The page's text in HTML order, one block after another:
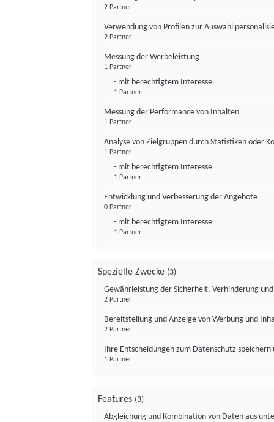
2 Partner
Verwendung von Profilen zur Auswahl
2 Partner
Messung der Werbeleistung
1 Partner
- mit berechtigtem Interesse
1 Partner
Messung der Performance von Inhalten
1 Partner
Analyse von Zielgruppen durch Statistiken oder
1 Partner
- mit berechtigtem Interesse
1 Partner
Entwicklung und Verbesserung der Angebote
0 Partner
- mit berechtigtem Interesse
1 Partner
Spezielle Zwecke (3)
Gewährleistung der Sicherheit, Verhinderung
2 Partner
Bereitstellung und Anzeige von Werbung und
2 Partner
Ihre Entscheidungen zum Datenschutz
1 Partner
Features (3)
Abgleichung und Kombination von Daten aus